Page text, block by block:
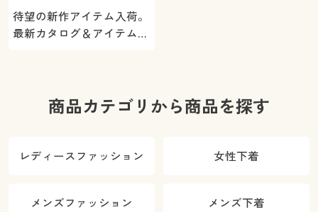
待望の新作アイテム入荷。
最新カタログ＆アイテムを
商品カテゴリから商品を探す
レディースファッション 女性下着
メンズファッション メンズ下着